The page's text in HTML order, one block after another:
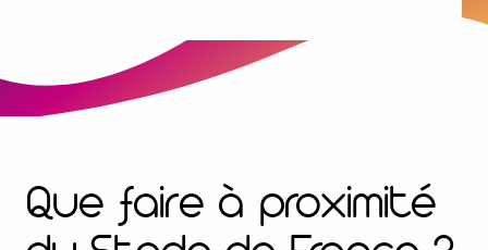
Que faire à proximité